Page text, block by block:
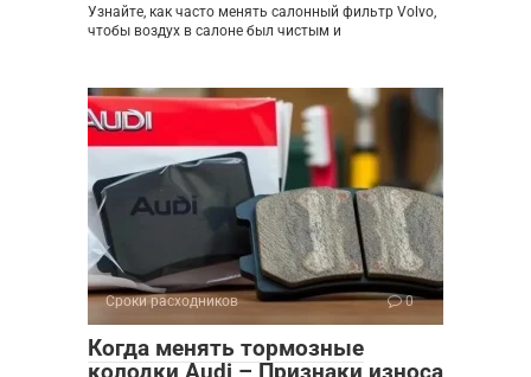
Узнайте, как часто менять салонный фильтр Volvo,
чтобы воздух в салоне был чистым и
Сроки расходников 0
Когда менять тормозные